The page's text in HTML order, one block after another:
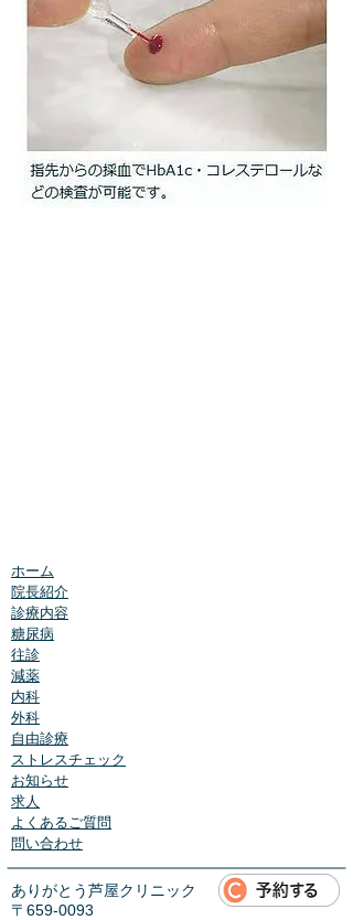
ホーム
院長紹介
診療内容
糖尿病
往診
減薬
内科
外科
自由診療
ストレスチェック
お知らせ
求人
よくあるご質問
問い合わせ
ありがとう芦屋クリニック
〒659-0093